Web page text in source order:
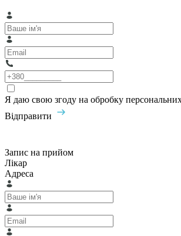
Я даю свою згоду на обробку
Відправити
Запис на прийом
Лікар
Адреса